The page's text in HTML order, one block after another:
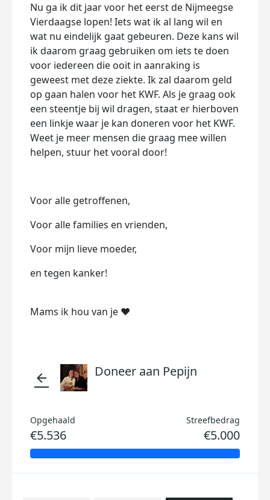
Nu ga ik dit jaar voor het eerst de Nijmeegse
Vierdaagse lopen! Iets wat ik al lang wil en
wat nu eindelijk gaat gebeuren. Deze kans wil
ik daarom graag gebruiken om iets te doen
voor iedereen die ooit in aanraking is
geweest met deze ziekte. Ik zal daarom geld
op gaan halen voor het KWF. Als je graag ook
een steentje bij wil dragen, staat er hierboven
een linkje waar je kan doneren voor het KWF.
Weet je meer mensen die graag mee willen
helpen, stuur het vooral door!
Voor alle getroffenen,
Voor alle families en vrienden,
Voor mijn lieve moeder,
en tegen kanker!
Mams ik hou van je ❤️
arrow_back Doneer aan Pepijn
Opgehaald
€5.536
Streefbedrag
€5.000